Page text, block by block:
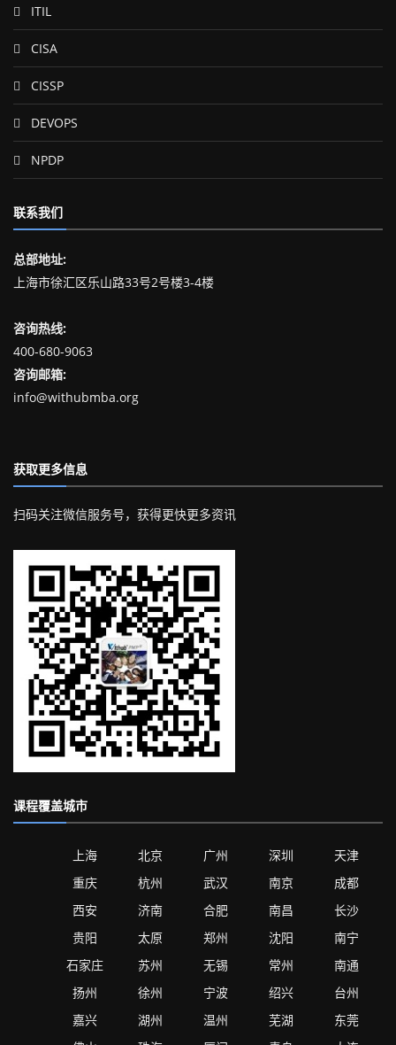
ITIL
CISA
CISSP
DEVOPS
NPDP
联系我们
总部地址:
上海市徐汇区乐山路33号2号楼3-4楼
咨询热线:
400-680-9063
咨询邮箱:
info@withubmba.org
获取更多信息
扫码关注微信服务号，获得更快更多资讯
课程覆盖城市
上海 北京 广州 深圳
天津
重庆
杭州 武汉 南京
成都
西安
济南 合肥 南昌
长沙
贵阳
太原 郑州 沈阳
南宁
石家庄
苏州 无锡 常州
南通
扬州
徐州 宁波 绍兴
台州
嘉兴
湖州 温州 芜湖
东莞